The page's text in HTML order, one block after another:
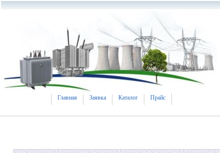
Главная Заявка Каталог Прайс